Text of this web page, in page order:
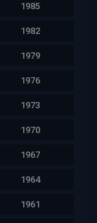
1985
1982
1979
1976
1973
1970
1967
1964
1961